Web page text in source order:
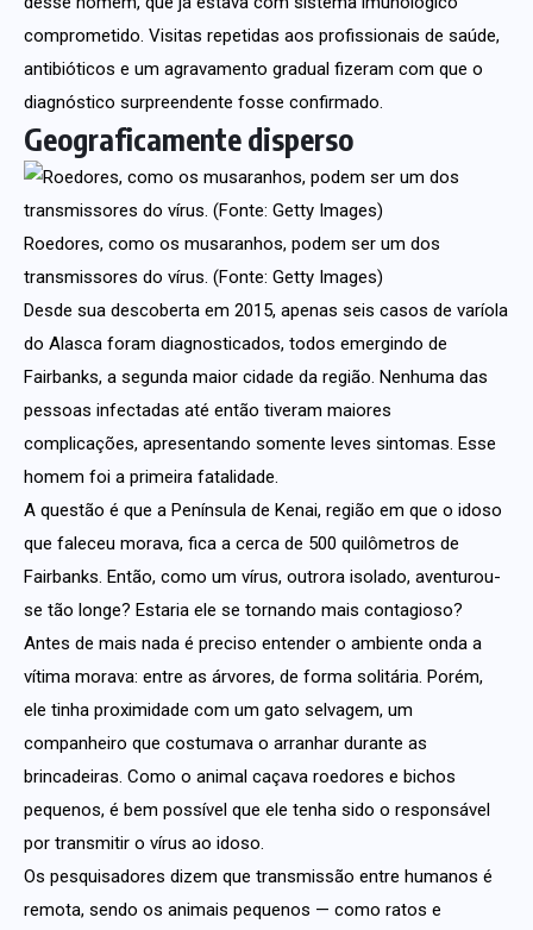
comprometido. Visitas repetidas aos profissionais de saúde,
antibióticos e um agravamento gradual fizeram com que o
diagnóstico surpreendente fosse confirmado.
Geograficamente disperso
Roedores, como os musaranhos, podem ser um dos
transmissores do vírus. (Fonte: Getty Images)
Desde sua descoberta em 2015, apenas seis casos de varíola
do Alasca foram diagnosticados, todos emergindo de
Fairbanks, a segunda maior cidade da região. Nenhuma das
pessoas infectadas até então tiveram maiores
complicações, apresentando somente leves sintomas. Esse
homem foi a primeira fatalidade.
A questão é que a Península de Kenai, região em que o idoso
que faleceu morava, fica a cerca de 500 quilômetros de
Fairbanks. Então, como um vírus, outrora isolado, aventurou-
se tão longe? Estaria ele se tornando mais contagioso?
Antes de mais nada é preciso entender o ambiente onda a
vítima morava: entre as árvores, de forma solitária. Porém,
ele tinha proximidade com um gato selvagem, um
companheiro que costumava o arranhar durante as
brincadeiras. Como o animal caçava roedores e bichos
pequenos, é bem possível que ele tenha sido o responsável
por transmitir o vírus ao idoso.
Os pesquisadores dizem que transmissão entre humanos é
remota, sendo os animais pequenos — como ratos e